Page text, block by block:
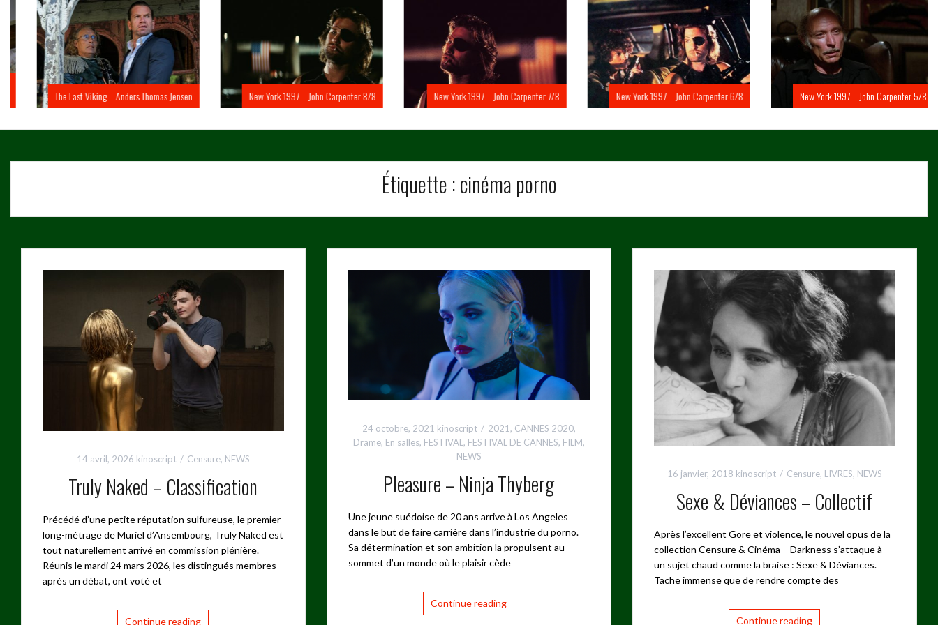
The Last Viking – Anders Thomas Jensen New York 1997 – John Carpenter 8/8 New York 1997 – John Carpenter 7/8 New York 1997 – John Carpenter 6/8 New York 1997 – John Carpenter 5/8
Étiquette :cinéma porno
14 avril, 2026 kinoscript Censure, NEWS
Truly Naked – Classification
Précédé d’une petite réputation sulfureuse, le premier
long-métrage de Muriel d’Ansembourg, Truly Naked est
tout naturellement arrivé en commission plénière.
Réunis le mardi 24 mars 2026, les distingués membres
après un débat, ont voté et
Continue reading
24 octobre, 2021 kinoscript 2021, CANNES 2020,
Drame, En salles, FESTIVAL, FESTIVAL DE CANNES, FILM,
NEWS
Pleasure – Ninja Thyberg
Une jeune suédoise de 20 ans arrive à Los Angeles
dans le but de faire carrière dans l’industrie du porno.
Sa détermination et son ambition la propulsent au
sommet d’un monde où le plaisir cède
Continue reading
16 janvier, 2018 kinoscript Censure, LIVRES, NEWS
Sexe & Déviances – Collectif
Après l’excellent Gore et violence, le nouvel opus de la
collection Censure & Cinéma – Darkness s’attaque à
un sujet chaud comme la braise : Sexe & Déviances.
Tache immense que de rendre compte des
Continue reading